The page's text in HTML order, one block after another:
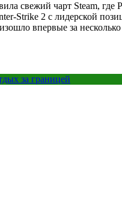
свежий чарт Steam, где
Strike 2 с лидерской
впервые за
за границей